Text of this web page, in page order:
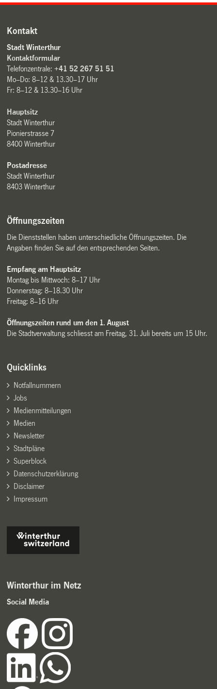
Kontakt
Stadt Winterthur
Kontaktformular
Telefonzentrale:+41 52 267 51 51
Mo–Do: 8–12 & 13.30–17 Uhr
Fr: 8–12 & 13.30–16 Uhr
Hauptsitz
Stadt Winterthur
Pionierstrasse 7
8400 Winterthur
Postadresse
Stadt Winterthur
8403 Winterthur
Öffnungszeiten
Die Dienststellen haben unterschiedliche Öffnungszeiten. Die
Angaben finden Sie auf den entsprechenden Seiten.
Empfang am Hauptsitz
Montag bis Mittwoch: 8–17 Uhr
Donnerstag: 8–18.30 Uhr
Freitag: 8–16 Uhr
Öffnungszeiten rund um den 1. August
Die Stadtverwaltung schliesst am Freitag, 31. Juli bereits um 15 Uhr.
Quicklinks
Notfallnummern
Jobs
Medienmitteilungen
Medien
Newsletter
Stadtpläne
Superblock
Datenschutzerklärung
Disclaimer
Impressum
Winterthur im Netz
Social Media